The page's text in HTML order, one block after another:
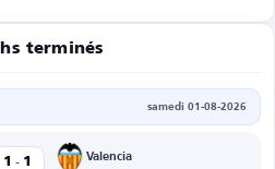
terminés
samedi 01-08-2026
1 - 1 Valencia